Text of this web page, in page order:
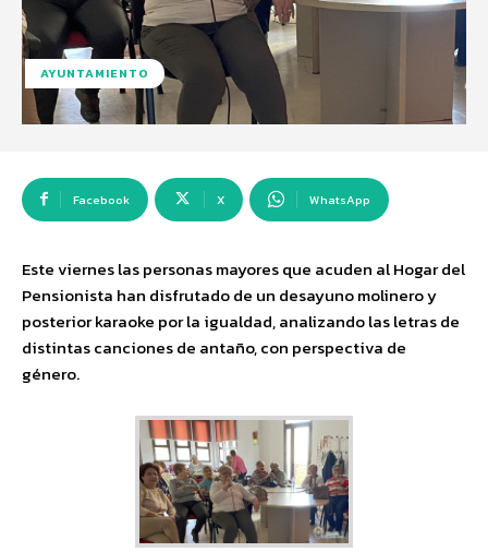
AYUNTAMIENTO
Facebook X WhatsApp
Este viernes las personas mayores que acuden al Hogar del
Pensionista han disfrutado de un desayuno molinero y
posterior karaoke por la igualdad, analizando las letras de
distintas canciones de antaño, con perspectiva de
género.